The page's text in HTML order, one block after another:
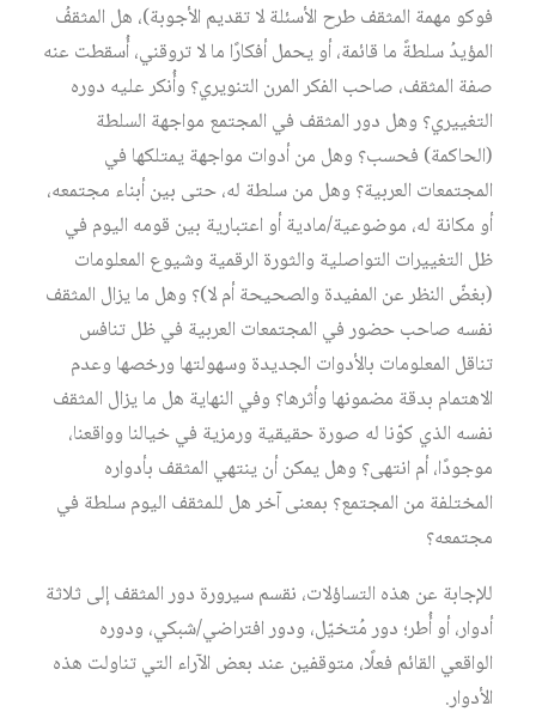
فوكو مهمة المثقف طرح الأسئلة لا تقديم الأجوبة)، هل المثقفُ
المؤيدُ سلطةً ما قائمة، أو يحمل أفكارًا ما لا تروقني، أُسقطت عنه
صفة المثقف، صاحب الفكر المرن التنويري؟ وأُنكر عليه دوره
التغييري؟ وهل دور المثقف في المجتمع مواجهة السلطة
(الحاكمة) فحسب؟ وهل من أدوات مواجهة يمتلكها في
المجتمعات العربية؟ وهل من سلطة له، حتى بين أبناء مجتمعه،
أو مكانة له، موضوعية/مادية أو اعتبارية بين قومه اليوم في
ظل التغييرات التواصلية والثورة الرقمية وشيوع المعلومات
(بغضّ النظر عن المفيدة والصحيحة أم لا)؟ وهل ما يزال المثقف
نفسه صاحب حضور في المجتمعات العربية في ظل تنافس
تناقل المعلومات بالأدوات الجديدة وسهولتها ورخصها وعدم
الاهتمام بدقة مضمونها وأثرها؟ وفي النهاية هل ما يزال المثقف
نفسه الذي كوّنا له صورة حقيقية ورمزية في خيالنا وواقعنا،
موجودًا، أم انتهى؟ وهل يمكن أن ينتهي المثقف بأدواره
المختلفة من المجتمع؟ بمعنى آخر هل للمثقف اليوم سلطة في
مجتمعه؟
للإجابة عن هذه التساؤلات، نقسم سيرورة دور المثقف إلى ثلاثة
أدوار، أو أُطر؛ دور مُتخيّل، ودور افتراضي/شبكي، ودوره
الواقعي القائم فعلًا، متوقفين عند بعض الآراء التي تناولت هذه
الأدوار.